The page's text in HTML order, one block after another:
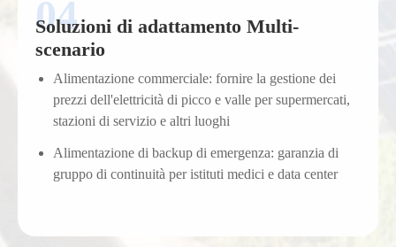
Soluzioni di adattamento Multi-
scenario
Alimentazione commerciale: fornire la gestione dei
prezzi dell'elettricità di picco e valle per supermercati,
stazioni di servizio e altri luoghi
Alimentazione di backup di emergenza: garanzia di
gruppo di continuità per istituti medici e data center